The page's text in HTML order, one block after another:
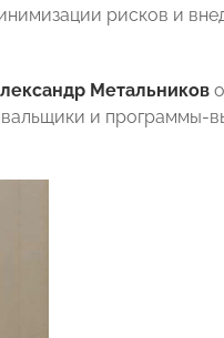
рисков и
Метальников
и программы-